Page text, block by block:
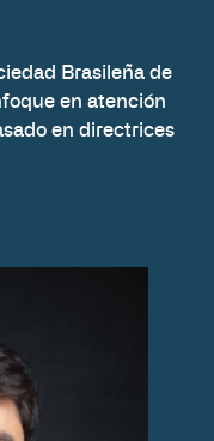
Brasileña de
en atención
en directrices